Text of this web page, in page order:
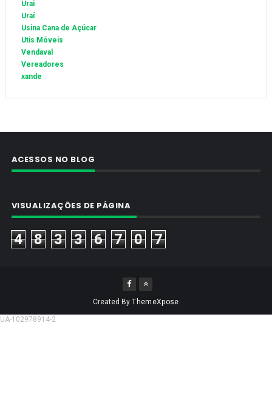
Urai
Uraí
Usina Cana de Açúcar
Utis Móveis
Vendaval
Vereadores
xande
ACESSOS NO BLOG
VISUALIZAÇÕES DE PÁGINA
4 8 3 3 6 7 0 7
Created ByThemeXpose
UA-102978914-2